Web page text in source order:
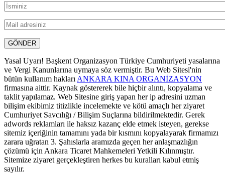
Yasal Uyarı! Başkent Organizasyon Türkiye Cumhuriyeti yasalarına
ve Vergi Kanunlarına uymaya söz vermiştir. Bu Web Sitesi'nin
bütün kullanım hakları ANKARA KINA ORGANİZASYON
firmasına aittir. Kaynak göstererek bile hiçbir alıntı, kopyalama ve
taklit yapılamaz. Web Sitesine giriş yapan her ip adresini uzman
bilişim ekibimiz titizlikle incelemekte ve kötü amaçlı her ziyaret
Cumhuriyet Savcılığı / Bilişim Suçlarına bildirilmektedir. Gerek
adwords reklamları ile haksız kazanç elde etmek isteyen, gerekse
sitemiz içeriğinin tamamını yada bir kısmını kopyalayarak firmamızı
zarara uğratan 3. Şahıslarla aramızda geçen her anlaşmazlığın
çözümü için Ankara Ticaret Mahkemeleri Yetkili Kılınmıştır.
Sitemize ziyaret gerçekleştiren herkes bu kuralları kabul etmiş
sayılır.